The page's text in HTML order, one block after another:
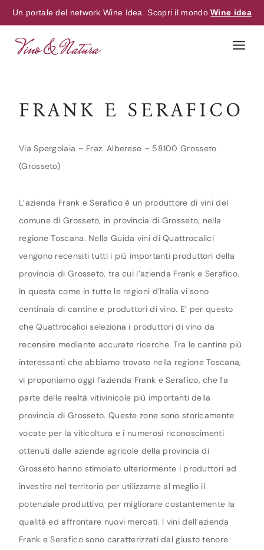
Un portale del network Wine Idea. Scopri il mondoWine idea
FRANK E SERAFICO
Via Spergolaia – Fraz. Alberese – 58100 Grosseto
(Grosseto)
L’azienda Frank e Serafico è un produttore di vini del
comune di Grosseto, in provincia di Grosseto, nella
regione Toscana. Nella Guida vini di Quattrocalici
vengono recensiti tutti i più importanti produttori della
provincia di Grosseto, tra cui l’azienda Frank e Serafico.
In questa come in tutte le regioni d’Italia vi sono
centinaia di cantine e produttori di vino. E’ per questo
che Quattrocalici seleziona i produttori di vino da
recensire mediante accurate ricerche. Tra le cantine più
interessanti che abbiamo trovato nella regione Toscana,
vi proponiamo oggi l’azienda Frank e Serafico, che fa
parte delle realtà vitivinicole più importanti della
provincia di Grosseto. Queste zone sono storicamente
vocate per la viticoltura e i numerosi riconoscimenti
ottenuti dalle aziende agricole della provincia di
Grosseto hanno stimolato ulteriormente i produttori ad
investire nel territorio per utilizzarne al meglio il
potenziale produttivo, per migliorare costantemente la
qualità ed affrontare nuovi mercati. I vini dell’azienda
Frank e Serafico sono caratterizzati dal giusto tenore